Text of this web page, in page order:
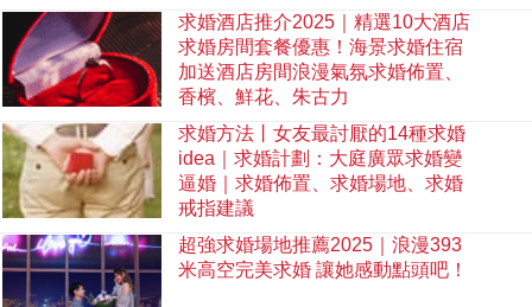
求婚酒店推介2025｜精選10大酒店
求婚房間套餐優惠！海景求婚住宿
加送酒店房間浪漫氣氛求婚佈置、
香檳、鮮花、朱古力
求婚方法丨女友最討厭的14種求婚
idea｜求婚計劃：大庭廣眾求婚變
逼婚｜求婚佈置、求婚場地、求婚
戒指建議
超強求婚場地推薦2025｜浪漫393
米高空完美求婚 讓她感動點頭吧！